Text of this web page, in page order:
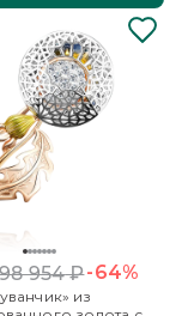
98 954₽-64%
из